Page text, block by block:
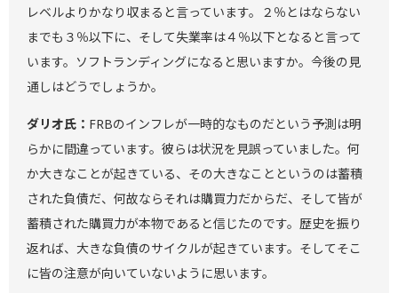
レベルよりかなり収まると言っています。２％とはならない
までも３％以下に、そして失業率は４％以下となると言って
います。ソフトランディングになると思いますか。今後の見
通しはどうでしょうか。
ダリオ氏： FRBのインフレが一時的なものだという予測は明
らかに間違っています。彼らは状況を見誤っていました。何
か大きなことが起きている、その大きなことというのは蓄積
された負債だ、何故ならそれは購買力だからだ、そして皆が
蓄積された購買力が本物であると信じたのです。歴史を振り
返れば、大きな負債のサイクルが起きています。そしてそこ
に皆の注意が向いていないように思います。